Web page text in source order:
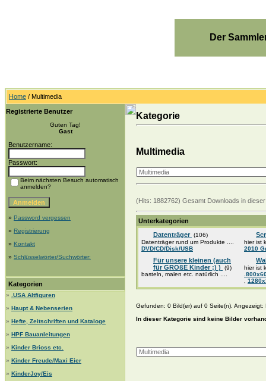
Der
Home / Multimedia
Registrierte Benutzer
Guten Tag!
Gast
Benutzername:
Passwort:
Beim nächsten Besuch automatisch
anmelden?
» Password vergessen
» Registrierung
» Kontakt
» Schlüsselwörter/Suchwörter:
Kategorien
»
.USA Altfiguren
» Haupt & Nebenserien
» Hefte, Zeitschriften und Kataloge
» HPF Bauanleitungen
» Kinder Brioss etc.
» Kinder Freude/Maxi Eier
» KinderJoy/Eis
Kategorie
Multimedia
(Hits: 1882762) Gesamt Downloads in
Unterkategorien
Datenträger (106)
Datenträger rund um Produkte ....
DVD/CD/Disk/USB
Für unsere kleinen (auch
für GROßE Kinder ;) )
(9)
basteln, malen etc. natürlich ....
hier ist
2010
hier ist
Gefunden: 0 Bild(er) auf 0 Seite(n). Angezeigt:
In dieser Kategorie sind keine Bilder